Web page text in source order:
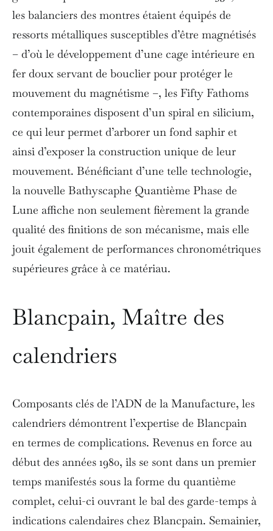
les balanciers des montres étaient équipés de
ressorts métalliques susceptibles d’être magnétisés
– d’où le développement d’une cage intérieure en
fer doux servant de bouclier pour protéger le
mouvement du magnétisme –, les Fifty Fathoms
contemporaines disposent d’un spiral en silicium,
ce qui leur permet d’arborer un fond saphir et
ainsi d’exposer la construction unique de leur
mouvement. Bénéficiant d’une telle technologie,
la nouvelle Bathyscaphe Quantième Phase de
Lune affiche non seulement fièrement la grande
qualité des finitions de son mécanisme, mais elle
jouit également de performances chronométriques
supérieures grâce à ce matériau.
Blancpain, Maître des
calendriers
Composants clés de l’ADN de la Manufacture, les
calendriers démontrent l’expertise de Blancpain
en termes de complications. Revenus en force au
début des années 1980, ils se sont dans un premier
temps manifestés sous la forme du quantième
complet, celui-ci ouvrant le bal des garde-temps à
indications calendaires chez Blancpain. Semainier,